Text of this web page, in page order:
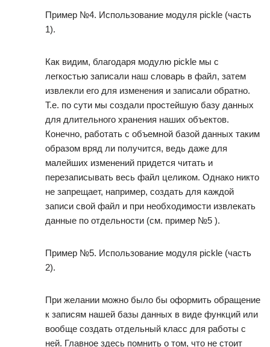
Пример №4. Использование модуля pickle (часть
1).
Как видим, благодаря модулю pickle мы с
легкостью записали наш словарь в файл, затем
извлекли его для изменения и записали обратно.
Т.е. по сути мы создали простейшую базу данных
для длительного хранения наших объектов.
Конечно, работать с объемной базой данных таким
образом вряд ли получится, ведь даже для
малейших изменений придется читать и
перезаписывать весь файл целиком. Однако никто
не запрещает, например, создать для каждой
записи свой файл и при необходимости извлекать
данные по отдельности (см. пример №5 ).
Пример №5. Использование модуля pickle (часть
2).
При желании можно было бы оформить обращение
к записям нашей базы данных в виде функций или
вообще создать отдельный класс для работы с
ней. Главное здесь помнить о том, что не стоит